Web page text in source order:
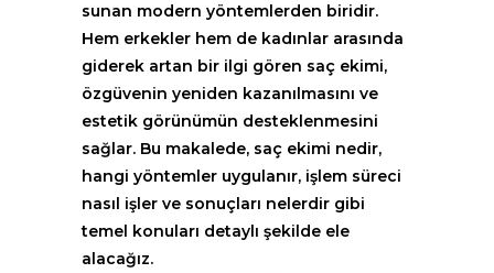
sunan modern yöntemlerden biridir.
Hem erkekler hem de kadınlar arasında
giderek artan bir ilgi gören saç ekimi,
özgüvenin yeniden kazanılmasını ve
estetik görünümün desteklenmesini
sağlar. Bu makalede, saç ekimi nedir,
hangi yöntemler uygulanır, işlem süreci
nasıl işler ve sonuçları nelerdir gibi
temel konuları detaylı şekilde ele
alacağız.